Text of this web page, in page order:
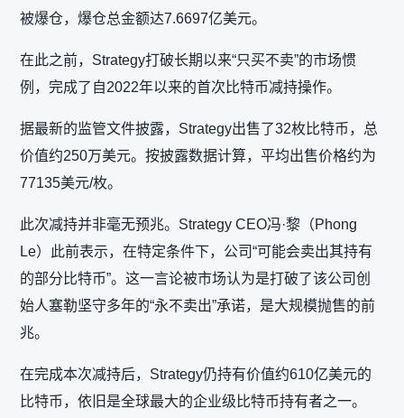
被爆仓，爆仓总金额达7.6697亿美元。
在此之前，Strategy打破长期以来“只买不卖”的市场惯
例，完成了自2022年以来的首次比特币减持操作。
据最新的监管文件披露，Strategy出售了32枚比特币，总
价值约250万美元。按披露数据计算，平均出售价格约为
77135美元/枚。
此次减持并非毫无预兆。Strategy CEO冯·黎（Phong
Le）此前表示，在特定条件下，公司“可能会卖出其持有
的部分比特币”。这一言论被市场认为是打破了该公司创
始人塞勒坚守多年的“永不卖出”承诺，是大规模抛售的前
兆。
在完成本次减持后，Strategy仍持有价值约610亿美元的
比特币，依旧是全球最大的企业级比特币持有者之一。